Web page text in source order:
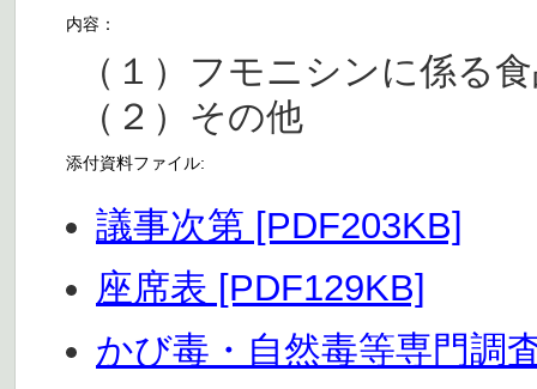
内容：
（１）フモニシンに係る
（２）その他
添付資料ファイル:
議事次第 [PDF203KB]
座席表 [PDF129KB]
かび毒・自然毒等専門調